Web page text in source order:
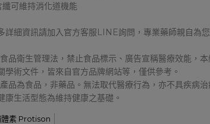
纖可維持消化道機能
詳細資訊請加入官方客服LINE詢問，專業藥師親自為
品衛生管理法，禁止食品標示、廣告宣稱醫療效能，
學術文件，皆來自官方品牌網站等，僅供參考。
品為食品，非藥品。無法取代醫療行為，亦不具疾病
康生活型態為維持健康之基礎。
體素 Protison